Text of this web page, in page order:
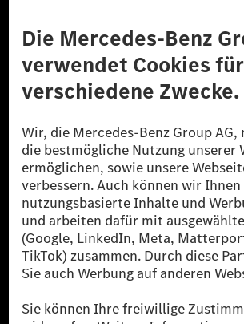
© 2026 Mercedes-Benz Group AG. Alle Rechte
reduzierte CO₂-Emissionen bei der Mercedes-Benz
zertifizierte Ausgleichsprojekte kompensiert
[2] Renewable Charging ist ein integraler
Public in Europa, den USA, Kanada und China.
Ladestation noch kein Strom aus erneuerbaren
verwendet Renewable Charging
sicher, dass für Ladevorgänge über MB.CHARGE
Strommenge aus erneuerbaren Energien ins
Sie stammen ausschließlich aus Wind- und
als sechs Jahre sind.
* Inkl. EKOenergy Ökolabel
* Die angegebenen Werte wurden nach dem
Messverfahren WLTP (Worldwide harmonised